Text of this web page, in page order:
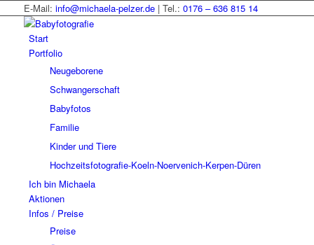
E-Mail: info@michaela-pelzer.de| Tel.: 0176 – 636 815 14
Start
Portfolio
Neugeborene
Schwangerschaft
Babyfotos
Familie
Kinder und Tiere
Hochzeitsfotografie-Koeln-Noervenich-Kerpen-Düren
Ich bin Michaela
Aktionen
Infos / Preise
Preise